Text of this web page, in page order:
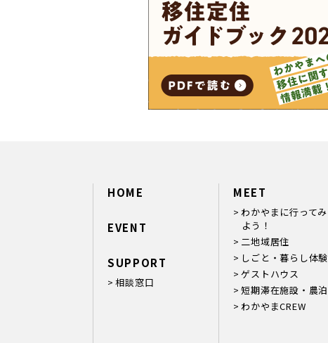
HOME
EVENT
SUPPORT
相談窓口
MEET
わかやまに行ってみ
よう！
二地域居住
しごと・暮らし体験
ゲストハウス
短期滞在施設・農泊
わかやまCREW